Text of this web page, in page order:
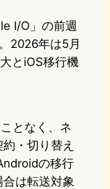
I/O」の前週
2026年は5月
とiOS移行機
となく、ネ
・切り替え
の移行
は転送対象